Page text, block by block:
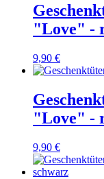
"Love" -
9,90 €
"Love" -
9,90 €